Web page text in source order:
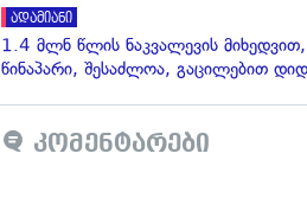
ადამიანი
1.4 მლნ წლის ნაკვალევის მიხედვით,
წინაპარი, შესაძლოა, გაცილებით
კომენტარები